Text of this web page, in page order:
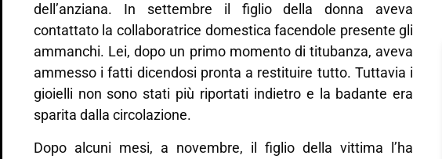
dell’anziana. In settembre il figlio della donna aveva
contattato la collaboratrice domestica facendole presente gli
ammanchi. Lei, dopo un primo momento di titubanza, aveva
ammesso i fatti dicendosi pronta a restituire tutto. Tuttavia i
gioielli non sono stati più riportati indietro e la badante era
sparita dalla circolazione.
Dopo alcuni mesi, a novembre, il figlio della vittima l’ha